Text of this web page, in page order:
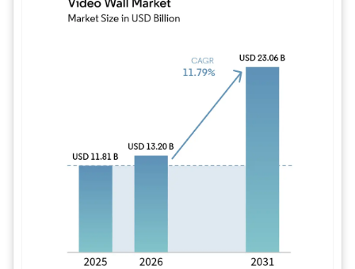
画像 © Mordor Intelligence。再利用には